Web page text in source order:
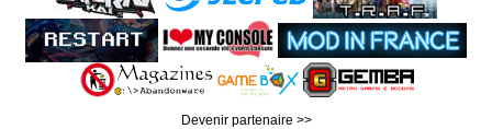
Devenir partenaire >>